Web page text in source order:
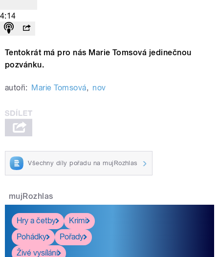
4:14
Tentokrát má pro nás Marie Tomsová jedinečnou
pozvánku.
autoři: Marie Tomsová, nov
Všechny díly pořadu na mujRozhlas
mujRozhlas
Hry a četby
Krimi
Pohádky
Pořady
Živé vysílání